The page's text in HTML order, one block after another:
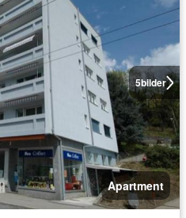
5bilder
Apartment